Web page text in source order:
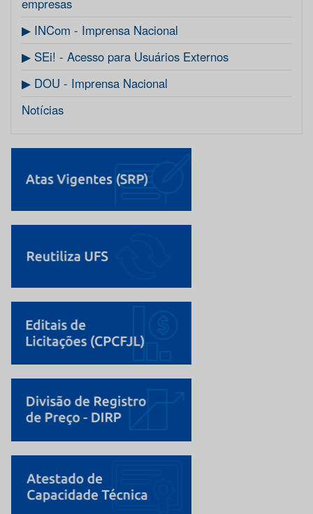
empresas
▶ INCom - Imprensa Nacional
▶ SEi! - Acesso para Usuários Externos
▶ DOU - Imprensa Nacional
Notícias